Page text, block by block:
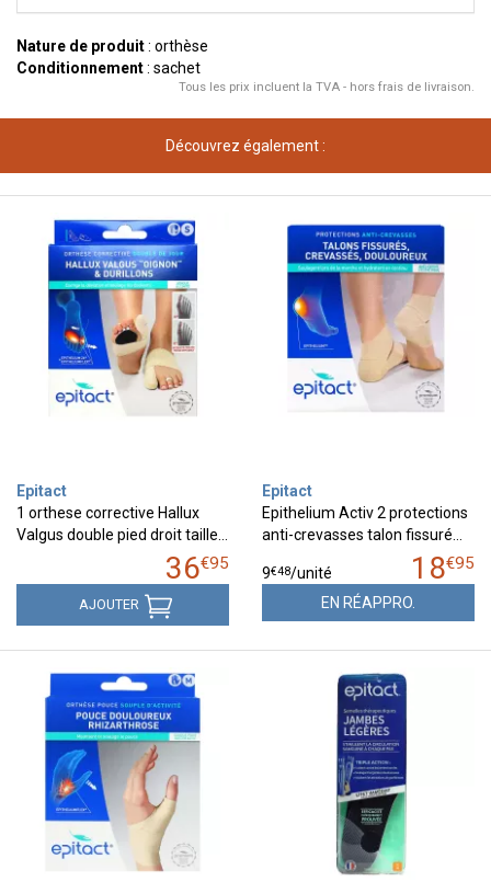
Nature de produit: orthèse
Conditionnement: sachet
Tous les prix incluent la TVA - hors frais de livraison.
Découvrez également :
Epitact
1 orthese corrective Hallux
Valgus double pied droit taille…
36€95
AJOUTER
Epitact
Epithelium Activ 2 protections
anti-crevasses talon fissuré…
18€95
9€48/unité
EN RÉAPPRO.